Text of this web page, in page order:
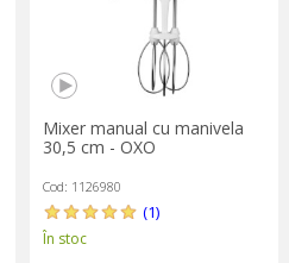
Mixer manual cu manivela
30,5 cm - OXO
Cod: 1126980
(1)
În stoc